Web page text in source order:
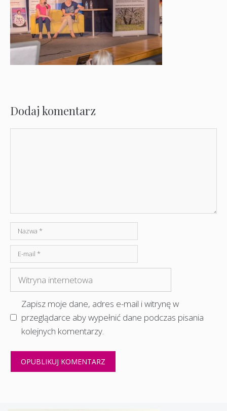
Dodaj komentarz
Nazwa
mail
internetowa
Zapisz moje dane, adres e-mail i witrynę w
przeglądarce aby wypełnić dane podczas pisania
kolejnych komentarzy.